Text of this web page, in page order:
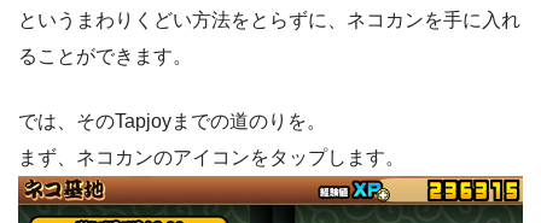
というまわりくどい方法をとらずに、ネコカンを手に入れ
ることができます。
では、そのTapjoyまでの道のりを。
まず、ネコカンのアイコンをタップします。